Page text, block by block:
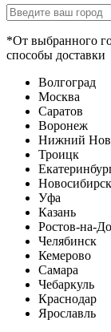
*От выбранного
способы доставки
Волгоград
Москва
Саратов
Воронеж
Нижний
Троицк
Новосибирск
Уфа
Казань
Ростов-на-
Челябинск
Кемерово
Самара
Чебаркуль
Краснодар
Ярославль